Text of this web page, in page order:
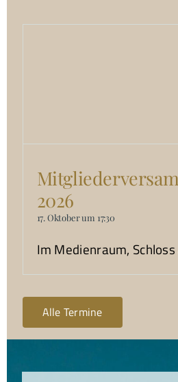
2026
17. Oktober um 17:30
Im Medienraum,
Alle Termine